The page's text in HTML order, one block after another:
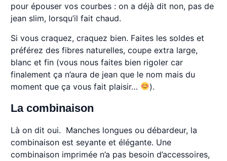
pour épouser vos courbes : on a déjà dit non, pas de
jean slim, lorsqu’il fait chaud.
Si vous craquez, craquez bien. Faites les soldes et
préférez des fibres naturelles, coupe extra large,
blanc et fin (vous nous faites bien rigoler car
finalement ça n’aura de jean que le nom mais du
moment que ça vous fait plaisir…
).
La combinaison
Là on dit oui. Manches longues ou débardeur, la
combinaison est seyante et élégante. Une
combinaison imprimée n’a pas besoin d’accessoires,